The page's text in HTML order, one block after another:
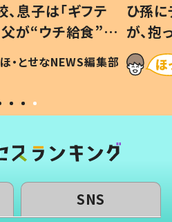
息子は「ギフテ
が“ウチ給食”を
とは #令和の親
ほ・とせなNEWS編集部
ひ孫
が、
「涙が
い」
SNS